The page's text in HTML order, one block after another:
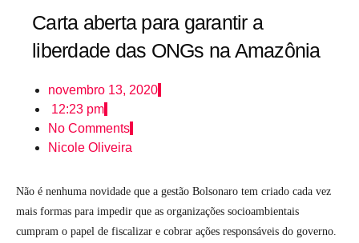
Carta aberta para garantir a
liberdade das ONGs na Amazônia
novembro 13, 2020
12:23 pm
No Comments
Nicole Oliveira
Não é nenhuma novidade que a gestão Bolsonaro tem criado cada vez
mais formas para impedir que as organizações socioambientais
cumpram o papel de fiscalizar e cobrar ações responsáveis do governo.